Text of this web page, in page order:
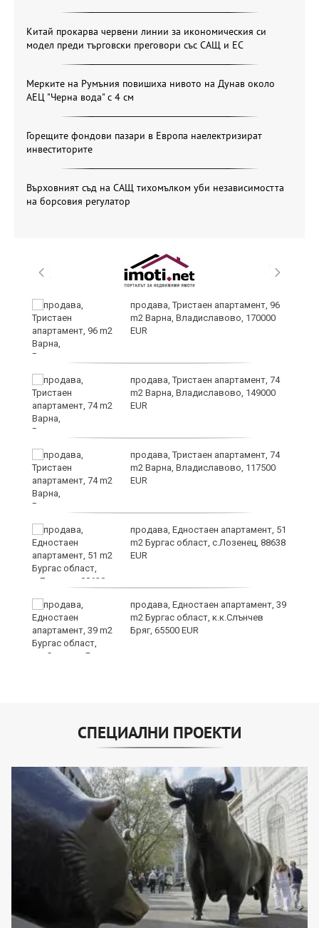
Китай прокарва червени линии за икономическия си
модел преди търговски преговори със САЩ и ЕС
Мерките на Румъния повишиха нивото на Дунав около
АЕЦ "Черна вода" с 4 см
Горещите фондови пазари в Европа наелектризират
инвеститорите
Върховният съд на САЩ тихомълком уби независимостта
на борсовия регулатор
продава, Тристаен апартамент, 96
m2 Варна, Владиславово, 170000
EUR
продава, Тристаен апартамент, 74
m2 Варна, Владиславово, 149000
EUR
продава, Тристаен апартамент, 74
m2 Варна, Владиславово, 117500
EUR
продава, Едностаен апартамент, 51
m2 Бургас област, с.Лозенец, 88638
EUR
продава, Едностаен апартамент, 39
m2 Бургас област, к.к.Слънчев
Бряг, 65500 EUR
СПЕЦИАЛНИ ПРОЕКТИ